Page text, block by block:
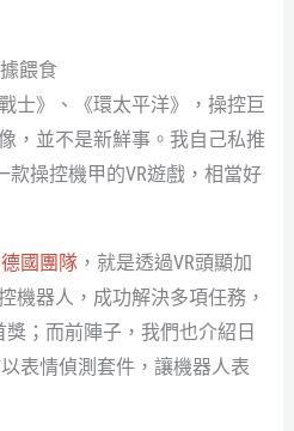
餵食
士》、《環太平洋》，操控巨
，並不是新鮮事。我自己私推
款操控機甲的VR遊戲，相當好
德國團隊，就是透過VR頭顯加
機器人，成功解決多項任務，
獎；而前陣子，我們也介紹日
以表情偵測套件，讓機器人表